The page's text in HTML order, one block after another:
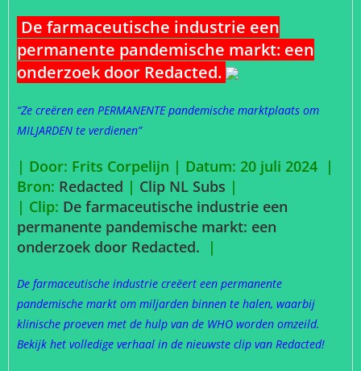
De farmaceutische industrie een
permanente pandemische markt: een
onderzoek door Redacted.
“Ze creëren een PERMANENTE pandemische marktplaats om
MILJARDEN te verdienen”
| Door: Frits Corpelijn | Datum: 20 juli 2024 |
Bron: Redacted | Clip NL Subs |
| Clip: De farmaceutische industrie een
permanente pandemische markt: een
onderzoek door Redacted.
|
De farmaceutische industrie creëert een permanente
pandemische markt om miljarden binnen te halen, waarbij
klinische proeven met de hulp van de WHO worden omzeild.
Bekijk het volledige verhaal in de nieuwste clip van Redacted!